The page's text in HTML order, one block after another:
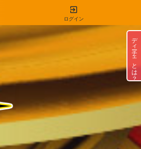
ログイン
ディーチェとは？